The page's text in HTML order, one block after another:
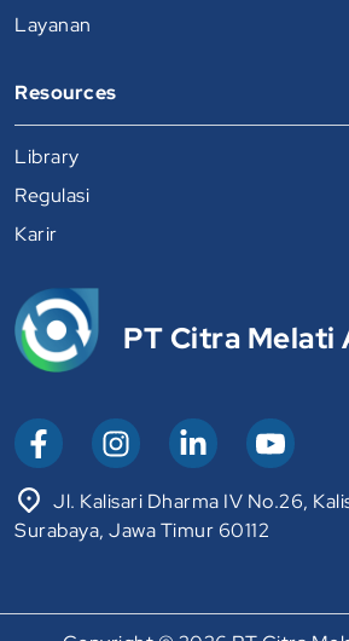
PT Citra Melati
Jl. Kalisari Dharma IV No.26,
Surabaya, Jawa Timur 60112
Layanan
Resources
Library
Regulasi
Karir